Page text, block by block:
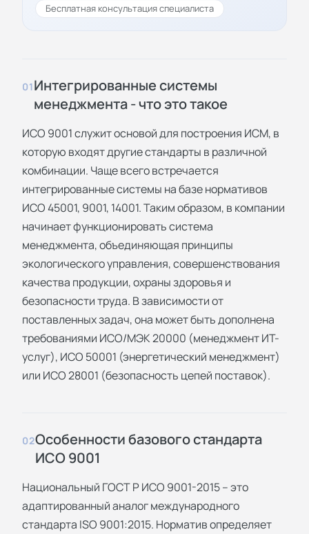
Бесплатная консультация специалиста
01Интегрированные системы
менеджмента - что это такое
ИСО 9001 служит основой для построения ИСМ, в
которую входят другие стандарты в различной
комбинации. Чаще всего встречается
интегрированные системы на базе нормативов
ИСО 45001, 9001, 14001. Таким образом, в компании
начинает функционировать система
менеджмента, объединяющая принципы
экологического управления, совершенствования
качества продукции, охраны здоровья и
безопасности труда. В зависимости от
поставленных задач, она может быть дополнена
требованиями ИСО/МЭК 20000 (менеджмент ИТ-
услуг), ИСО 50001 (энергетический менеджмент)
или ИСО 28001 (безопасность цепей поставок).
02Особенности базового стандарта
ИСО 9001
Национальный ГОСТ Р ИСО 9001-2015 – это
адаптированный аналог международного
стандарта ISO 9001:2015. Норматив определяет